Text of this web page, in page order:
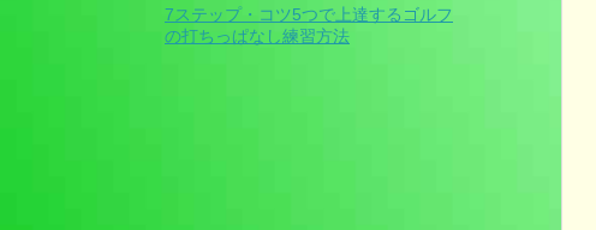
7ステップ・コツ5つで上達するゴルフ
の打ちっぱなし練習方法